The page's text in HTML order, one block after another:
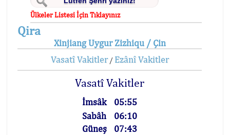
Ülkeler Listesi İçin Tıklayınız
Qira
Xinjiang Uygur Zizhiqu / Çin
Vasatî Vakitler/ Ezânî Vakitler
Vasatî Vakitler
İmsâk
05:55
Sabâh
06:10
Güneş
07:43